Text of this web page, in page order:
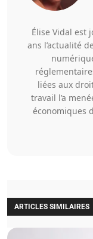
Élise Vidal est
ans l’actualité
liées aux
travail l’a
économiques
ARTICLES SIMILAIRES